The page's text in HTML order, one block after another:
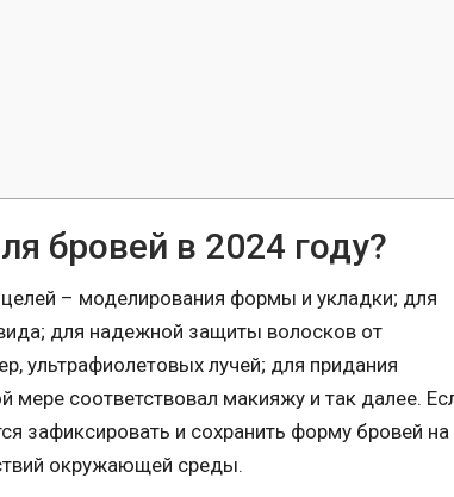
бровей в 2024 году?
– моделирования формы и укладки; для
для надежной защиты волосков от
ультрафиолетовых лучей; для придания
мере соответствовал макияжу и так далее.
зафиксировать и сохранить форму бровей
окружающей среды.